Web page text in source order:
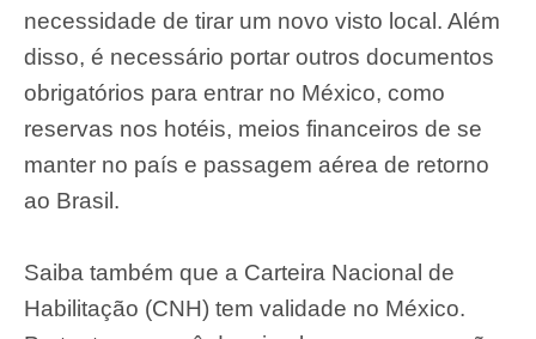
necessidade de tirar um novo visto local. Além
disso, é necessário portar outros documentos
obrigatórios para entrar no México, como
reservas nos hotéis, meios financeiros de se
manter no país e passagem aérea de retorno
ao Brasil.
Saiba também que a Carteira Nacional de
Habilitação (CNH) tem validade no México.